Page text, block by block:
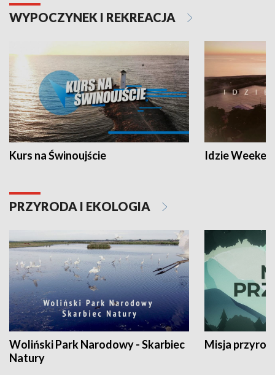
WYPOCZYNEK I REKREACJA
Kurs na Świnoujście Idzie
PRZYRODA I EKOLOGIA
Woliński Park Narodowy - Skarbiec
Natury
Misja